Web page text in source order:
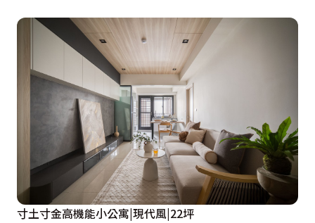
寸土寸金高機能小公寓|現代風|22坪